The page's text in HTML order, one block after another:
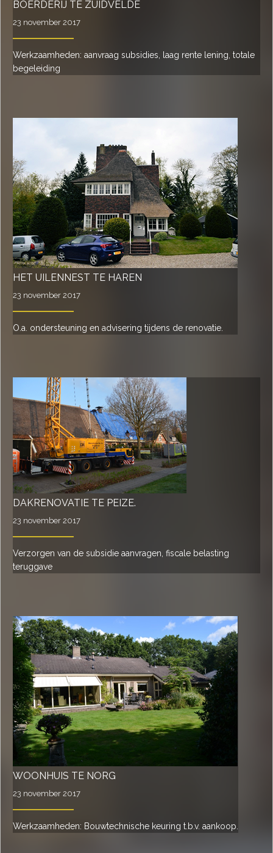
BOERDERIJ TE ZUIDVELDE
23 november 2017
Werkzaamheden: aanvraag subsidies, laag rente lening, totale
begeleiding
HET UILENNEST TE HAREN
23 november 2017
O.a. ondersteuning en advisering tijdens de renovatie.
DAKRENOVATIE TE PEIZE.
23 november 2017
Verzorgen van de subsidie aanvragen, fiscale belasting
teruggave
WOONHUIS TE NORG
23 november 2017
Werkzaamheden: Bouwtechnische keuring t.b.v. aankoop.